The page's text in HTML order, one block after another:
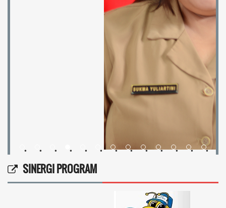
• • • • • • • • • • • • •
SINERGI PROGRAM